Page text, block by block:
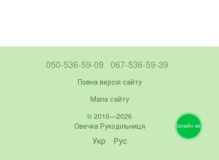
050-536-59-09 067-536-59-39
Повна версія сайту
Мапа сайту
© 2010—2026
Овечка Рукодільниця
Укр Рус
ОНЛАЙН ЧАТ